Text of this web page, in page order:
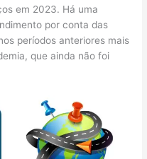
em 2023. Há uma
por conta das
períodos anteriores mais
que ainda não foi